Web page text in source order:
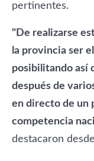
pertinentes.
"De realizarse
la provincia ser
posibilitando así
después de
en directo de un
competencia
destacaron